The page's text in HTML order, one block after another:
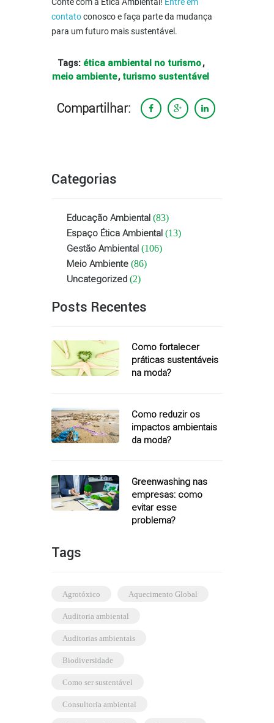
Conte com a Ética Ambiental! Entre em
contatoconosco e faça parte da mudança
para um futuro mais sustentável.
Tags: ética ambiental no turismo,
meio ambiente, turismo sustentável
Compartilhar:
Categorias
Educação Ambiental (83)
Espaço Ética Ambiental (13)
Gestão Ambiental (106)
Meio Ambiente (86)
Uncategorized (2)
Posts Recentes
Como fortalecer
práticas sustentáveis
na moda?
Como reduzir os
impactos ambientais
da moda?
Greenwashing nas
empresas: como
evitar esse
problema?
Tags
agrotóxico Aquecimento Global
auditoria ambiental
auditorias ambientais
biodiversidade
como ser sustentável
consultoria ambiental